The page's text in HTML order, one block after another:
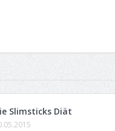
Slimsticks Diät